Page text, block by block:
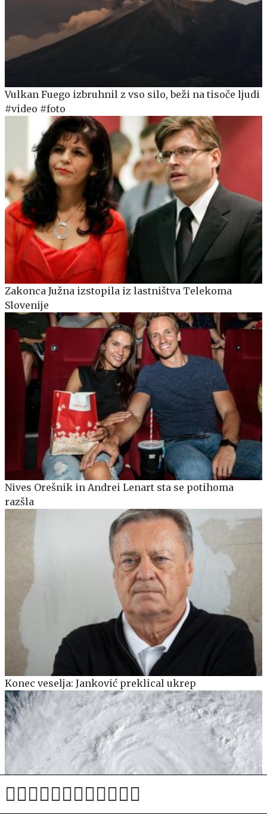
Vulkan Fuego izbruhnil z vso silo, beži na tisoče ljudi
#video #foto
Zakonca Južna izstopila iz lastništva Telekoma
Slovenije
Nives Orešnik in Andrei Lenart sta se potihoma
razšla
Konec veselja: Janković preklical ukrep